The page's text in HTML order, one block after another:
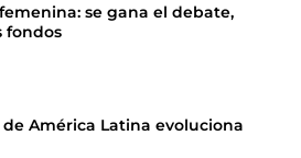
se gana el debate,
fondos
América Latina evoluciona